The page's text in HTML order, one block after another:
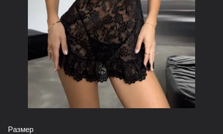
Размер